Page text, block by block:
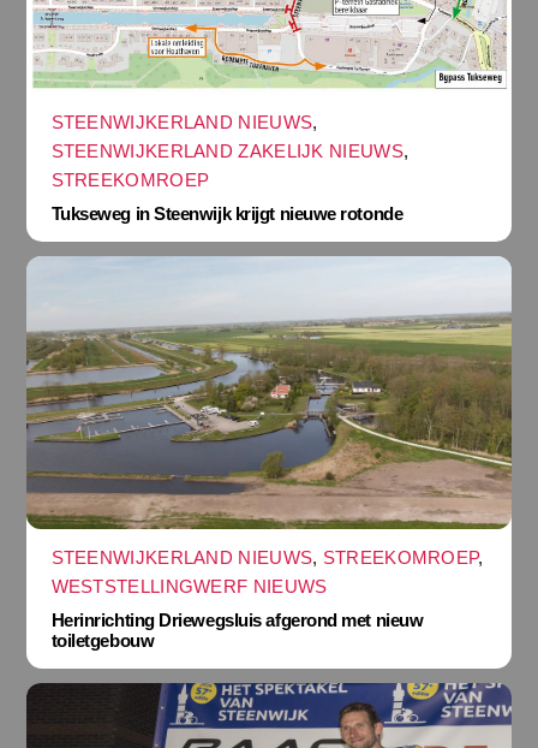
STEENWIJKERLAND NIEUWS,
STEENWIJKERLAND ZAKELIJK NIEUWS,
STREEKOMROEP
Tukseweg in Steenwijk krijgt nieuwe rotonde
STEENWIJKERLAND NIEUWS, STREEKOMROEP,
WESTSTELLINGWERF NIEUWS
Herinrichting Driewegsluis afgerond met nieuw
toiletgebouw